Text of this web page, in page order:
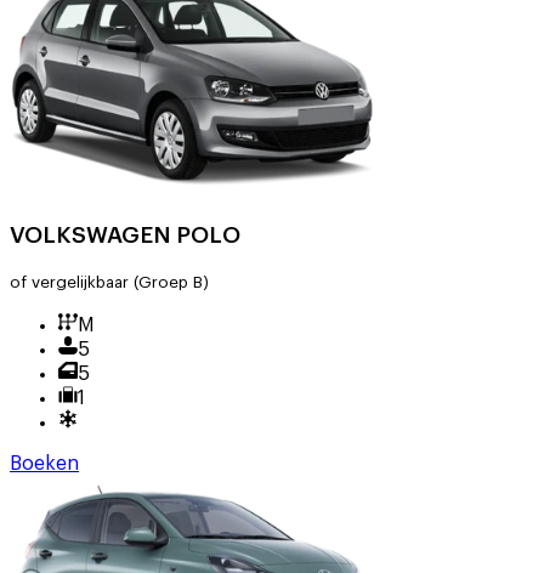
VOLKSWAGEN POLO
of vergelijkbaar (Groep B)
M
5
5
1
Boeken